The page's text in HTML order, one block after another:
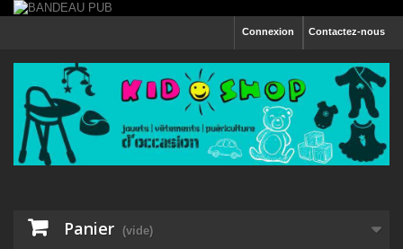
Contactez-nous
Connexion
Panier (vide)